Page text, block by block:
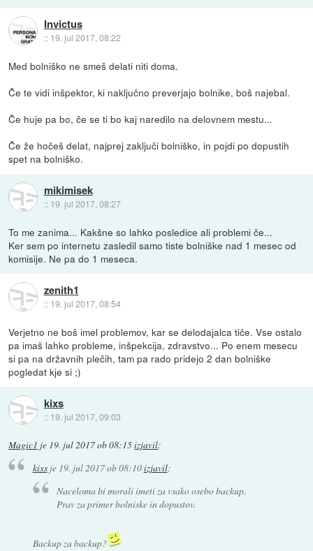
Invictus
:: 19. jul 2017, 08:22
Med bolniško ne smeš delati niti doma.
Če te vidi inšpektor, ki naključno preverjajo bolnike, boš najebal.
Če huje pa bo, če se ti bo kaj naredilo na delovnem mestu...
Če že hočeš delat, najprej zaključi bolniško, in pojdi po dopustih
spet na bolniško.
mikimisek
:: 19. jul 2017, 08:27
To me zanima... Kakšne so lahko posledice ali problemi če...
Ker sem po internetu zasledil samo tiste bolniške nad 1 mesec od
komisije. Ne pa do 1 meseca.
zenith1
:: 19. jul 2017, 08:54
Verjetno ne boš imel problemov, kar se delodajalca tiče. Vse ostalo
pa imaš lahko probleme, inšpekcija, zdravstvo... Po enem mesecu
si pa na državnih plečih, tam pa rado pridejo 2 dan bolniške
pogledat kje si ;)
kixs
:: 19. jul 2017, 09:03
Magic1 je 19. jul 2017 ob 08:15izjavil:
kixsje 19. jul 2017 ob 08:10izjavil:
Naceloma bi morali imeti za vsako osebo backup.
Prav za primer bolniske in dopustov.
Backup za backup?